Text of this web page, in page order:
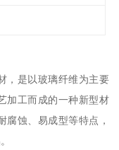
，是以玻璃纤维为主要
加工而成的一种新型材
腐蚀、易成型等特点，